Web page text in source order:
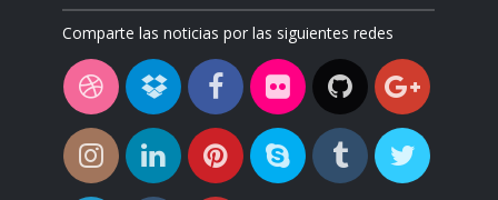
Comparte las noticias por las siguientes redes